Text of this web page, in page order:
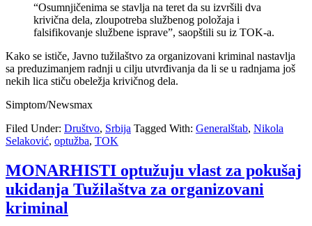
“Osumnjičenima se stavlja na teret da su izvršili dva
krivična dela, zloupotreba službenog položaja i
falsifikovanje službene isprave”, saopštili su iz TOK-a.
Kako se ističe, Javno tužilaštvo za organizovani kriminal nastavlja
sa preduzimanjem radnji u cilju utvrđivanja da li se u radnjama još
nekih lica stiču obeležja krivičnog dela.
Simptom/Newsmax
Filed Under: Društvo, Srbija Tagged With: Generalštab, Nikola
Selaković, optužba, TOK
MONARHISTI optužuju vlast za pokušaj
ukidanja Tužilaštva za organizovani
kriminal